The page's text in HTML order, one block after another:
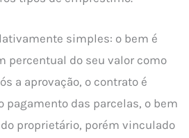
simples: o bem é
percentual do seu valor como
a aprovação, o contrato é
pagamento das parcelas, o bem
proprietário, porém vinculado